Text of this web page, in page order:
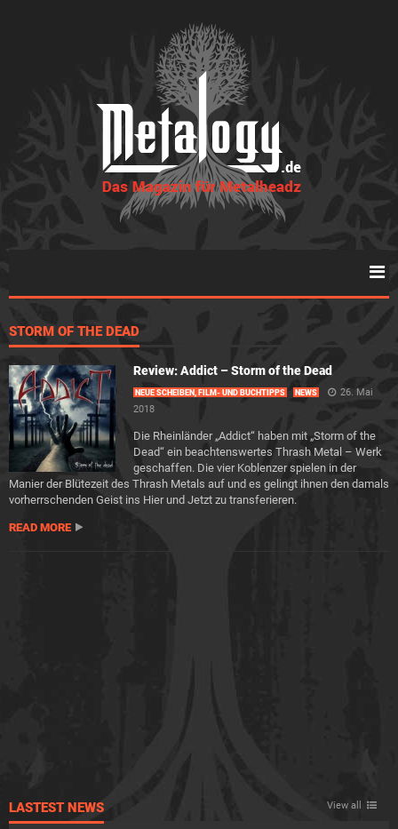
STORM OF THE DEAD
Review: Addict – Storm of the Dead
NEUE SCHEIBEN, FILM- UND BUCHTIPPS NEWS
26. Mai
2018
Die Rheinländer „Addict“ haben mit „Storm of the
Dead“ ein beachtenswertes Thrash Metal – Werk
geschaffen. Die vier Koblenzer spielen in der
Manier der Blütezeit des Thrash Metals auf und es gelingt ihnen den damals
vorherrschenden Geist ins Hier und Jetzt zu transferieren.
READ MORE
LASTEST NEWS View all